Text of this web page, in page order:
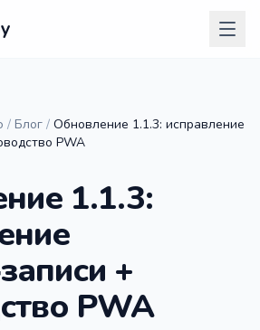
/ Блог / Обновление 1.1.3: исправление
PWA
1.1.3:
+
PWA